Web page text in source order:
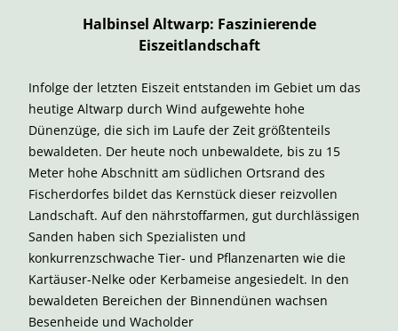
Halbinsel Altwarp: Faszinierende
Eiszeitlandschaft
Infolge der letzten Eiszeit entstanden im Gebiet um das
heutige Altwarp durch Wind aufgewehte hohe
Dünenzüge, die sich im Laufe der Zeit größtenteils
bewaldeten. Der heute noch unbewaldete, bis zu 15
Meter hohe Abschnitt am südlichen Ortsrand des
Fischerdorfes bildet das Kernstück dieser reizvollen
Landschaft. Auf den nährstoffarmen, gut durchlässigen
Sanden haben sich Spezialisten und
konkurrenzschwache Tier- und Pflanzenarten wie die
Kartäuser-Nelke oder Kerbameise angesiedelt. In den
bewaldeten Bereichen der Binnendünen wachsen
Besenheide und Wacholder